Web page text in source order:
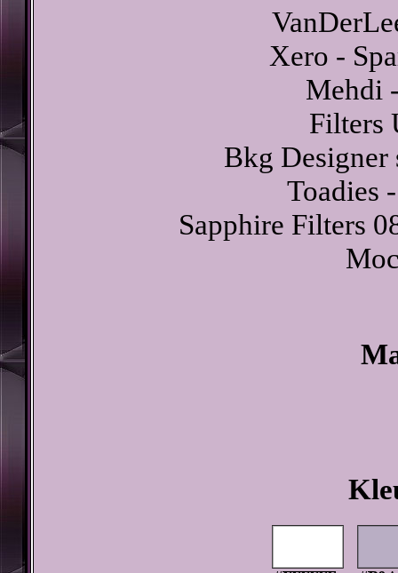
Xero -
Mehdi
Filters
Bkg Designer
Toadies
Sapphire Filters